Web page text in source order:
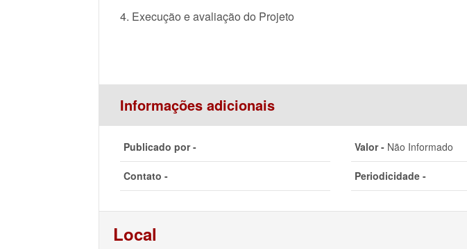
4. Execução e avaliação do Projeto
Informações adicionais
Publicado por - Valor -Não Informado
Contato - Periodicidade -
Local